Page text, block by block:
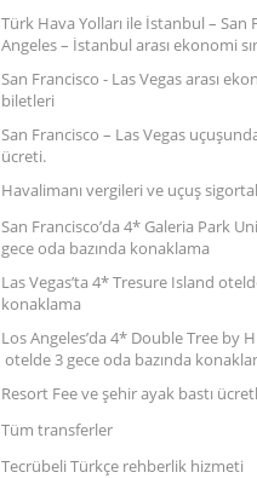
Türk Hava Yolları ile İstanbul – San
Angeles – İstanbul arası ekonomi
San Francisco - Las Vegas arası
biletleri
San Francisco – Las Vegas
ücreti.
Havalimanı vergileri ve uçuş
San Francisco’da 4* Galeria Park
gece oda bazında konaklama
Las Vegas’ta 4* Tresure Island
konaklama
Los Angeles’da 4* Double Tree by
otelde 3 gece oda bazında
Resort Fee ve şehir ayak bastı
Tüm transferler
Tecrübeli Türkçe rehberlik hizmeti